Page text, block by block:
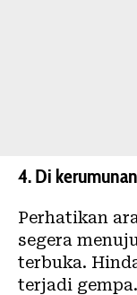
4. Di kerumunan
Perhatikan
segera
terbuka.
terjadi gempa.